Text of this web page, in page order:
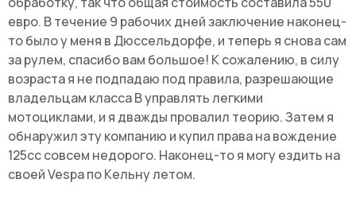
евро. В течение 9 рабочих дней заключение наконец-
то было у меня в Дюссельдорфе, и теперь я снова сам
за рулем, спасибо вам большое! К сожалению, в силу
возраста я не подпадаю под правила, разрешающие
владельцам класса B управлять легкими
мотоциклами, и я дважды провалил теорию. Затем я
обнаружил эту компанию и купил права на вождение
125сс совсем недорого. Наконец-то я могу ездить на
своей Vespa по Кельну летом.